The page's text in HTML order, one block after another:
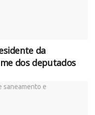
da
dos deputados